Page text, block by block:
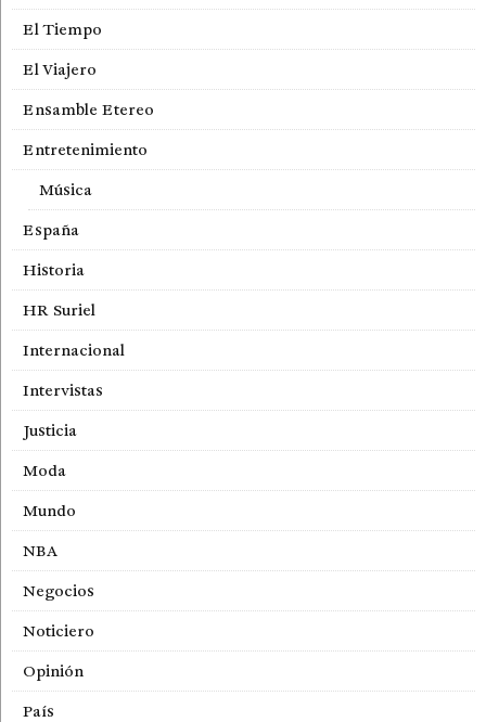
El Tiempo
El Viajero
Ensamble Etereo
Entretenimiento
Música
España
Historia
HR Suriel
Internacional
Intervistas
Justicia
Moda
Mundo
NBA
Negocios
Noticiero
Opinión
País